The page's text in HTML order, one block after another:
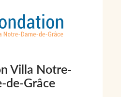
Villa Notre-
de-Grâce